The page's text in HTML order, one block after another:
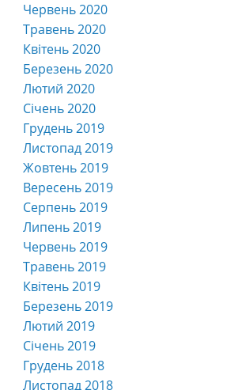
Червень 2020
Травень 2020
Квітень 2020
Березень 2020
Лютий 2020
Січень 2020
Грудень 2019
Листопад 2019
Жовтень 2019
Вересень 2019
Серпень 2019
Липень 2019
Червень 2019
Травень 2019
Квітень 2019
Березень 2019
Лютий 2019
Січень 2019
Грудень 2018
Листопад 2018